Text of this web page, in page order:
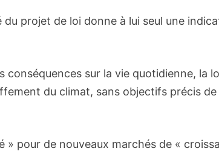
projet de loi donne à lui seul une
conséquences sur la vie quotidienne, la
du climat, sans objectifs précis de
pour de nouveaux marchés de «